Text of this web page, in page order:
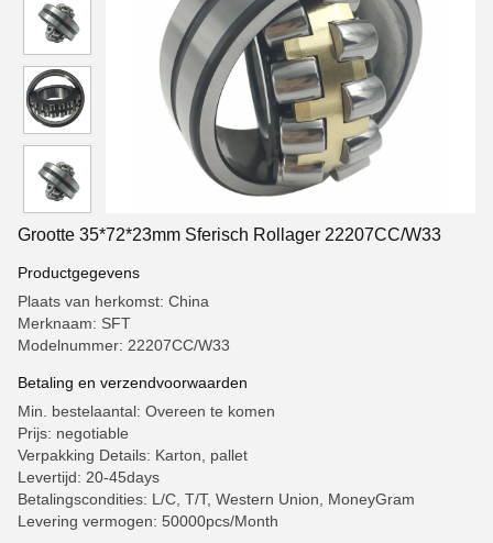
Grootte 35*72*23mm Sferisch Rollager 22207CC/W33
Productgegevens
Plaats van herkomst: China
Merknaam: SFT
Modelnummer: 22207CC/W33
Betaling en verzendvoorwaarden
Min. bestelaantal: Overeen te komen
Prijs: negotiable
Verpakking Details: Karton, pallet
Levertijd: 20-45days
Betalingscondities: L/C, T/T, Western Union, MoneyGram
Levering vermogen: 50000pcs/Month